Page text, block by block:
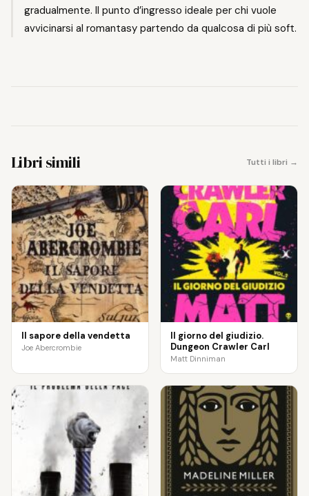
gradualmente. Il punto d’ingresso ideale per chi vuole
avvicinarsi al romantasy partendo da qualcosa di più soft.
Libri simili Tutti i libri →
Il sapore della vendetta
Joe Abercrombie
Il giorno del giudizio.
Dungeon Crawler Carl
Matt Dinniman